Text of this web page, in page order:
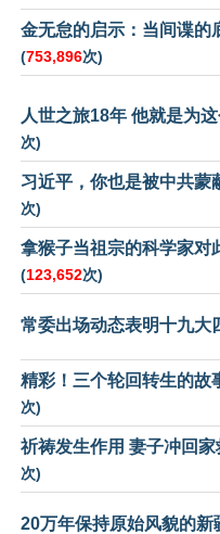
金无怠的启示：当间谍的
(753,896次)
人世之旅18年 他就是为
次)
习近平，你也是被中共蒙
次)
拿猴子当祖宗的科学家对
(123,652次)
常委出场动态表明十九大
精彩！三个轮回转生的故
次)
祈祷发生作用 妻子冲回
次)
20万年保持原始风貌的新